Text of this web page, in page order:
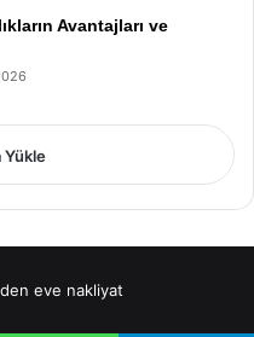
Avantajları ve
Yükle
eve nakliyat